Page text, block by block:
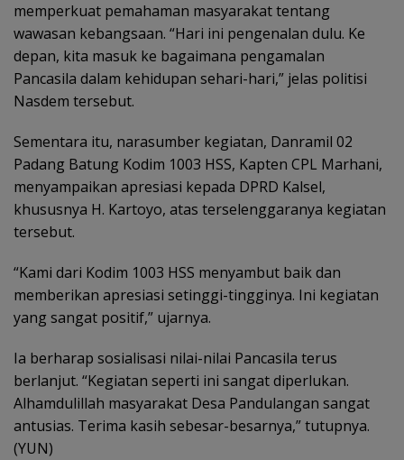
memperkuat pemahaman masyarakat tentang
wawasan kebangsaan. “Hari ini pengenalan dulu. Ke
depan, kita masuk ke bagaimana pengamalan
Pancasila dalam kehidupan sehari-hari,” jelas politisi
Nasdem tersebut.
Sementara itu, narasumber kegiatan, Danramil 02
Padang Batung Kodim 1003 HSS, Kapten CPL Marhani,
menyampaikan apresiasi kepada DPRD Kalsel,
khususnya H. Kartoyo, atas terselenggaranya kegiatan
tersebut.
“Kami dari Kodim 1003 HSS menyambut baik dan
memberikan apresiasi setinggi-tingginya. Ini kegiatan
yang sangat positif,” ujarnya.
Ia berharap sosialisasi nilai-nilai Pancasila terus
berlanjut. “Kegiatan seperti ini sangat diperlukan.
Alhamdulillah masyarakat Desa Pandulangan sangat
antusias. Terima kasih sebesar-besarnya,” tutupnya.
(YUN)